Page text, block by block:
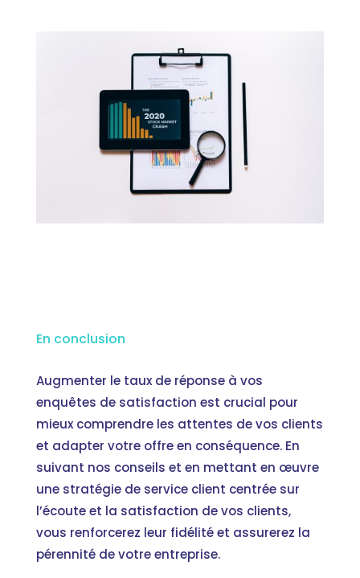
En conclusion
Augmenter le taux de réponse à vos
enquêtes de satisfaction est crucial pour
mieux comprendre les attentes de vos clients
et adapter votre offre en conséquence. En
suivant nos conseils et en mettant en œuvre
une stratégie de service client centrée sur
l’écoute et la satisfaction de vos clients,
vous renforcerez leur fidélité et assurerez la
pérennité de votre entreprise.